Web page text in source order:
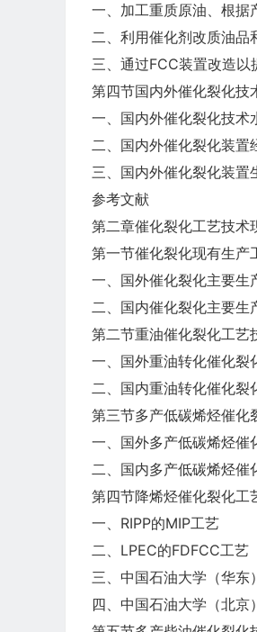
一、加工重质原油、根据
二、利用催化剂改质油品
三、通过FCC装置改造以
第四节国内外催化裂化技
一、国内外催化裂化技术
二、国内外催化裂化装置
三、国内外催化裂化装置
参考文献
第二章催化裂化工艺技术
第一节催化裂化现有生产
一、国外催化裂化主要生
二、国内催化裂化主要生
第二节重油催化裂化工艺
一、国外重油转化催化裂
二、国内重油转化催化裂
第三节多产低碳烯烃催化
一、国外多产低碳烯烃催
二、国内多产低碳烯烃催
第四节降烯烃催化裂化工
一、RIPP的MIP工艺
二、LPEC的FDFCC工艺
三、中国石油大学（华
四、中国石油大学（北京